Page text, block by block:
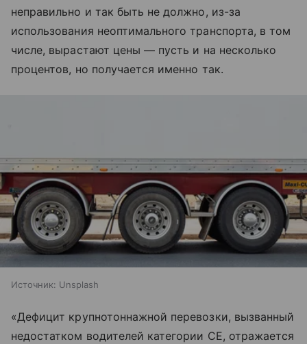
неправильно и так быть не должно, из-за
использования неоптимального транспорта, в том
числе, вырастают цены — пусть и на несколько
процентов, но получается именно так.
Источник: Unsplash
«Дефицит крупнотоннажной перевозки, вызванный
недостатком водителей категории СЕ, отражается